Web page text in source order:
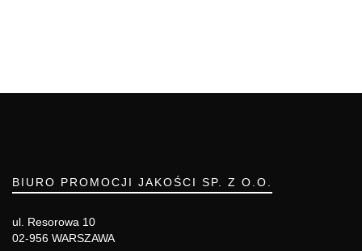
BIURO PROMOCJI JAKOŚCI SP. Z O.O.
ul. Resorowa 10
02-956 WARSZAWA